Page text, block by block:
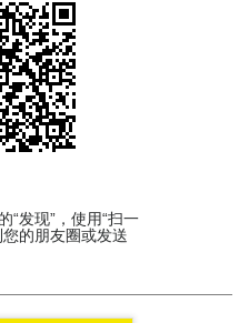
“发现”，使用“扫一
的朋友圈或发送